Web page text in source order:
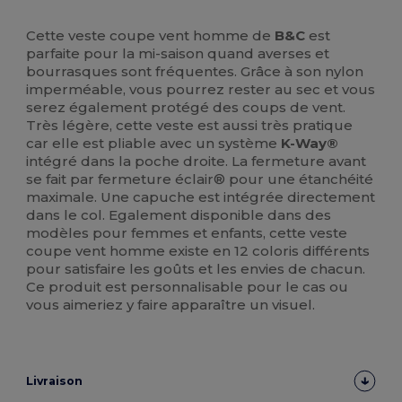
Cette veste coupe vent homme de B&C est
parfaite pour la mi-saison quand averses et
bourrasques sont fréquentes. Grâce à son nylon
imperméable, vous pourrez rester au sec et vous
serez également protégé des coups de vent.
Très légère, cette veste est aussi très pratique
car elle est pliable avec un système K-Way®
intégré dans la poche droite. La fermeture avant
se fait par fermeture éclair® pour une étanchéité
maximale. Une capuche est intégrée directement
dans le col. Egalement disponible dans des
modèles pour femmes et enfants, cette veste
coupe vent homme existe en 12 coloris différents
pour satisfaire les goûts et les envies de chacun.
Ce produit est personnalisable pour le cas ou
vous aimeriez y faire apparaître un visuel.
Livraison